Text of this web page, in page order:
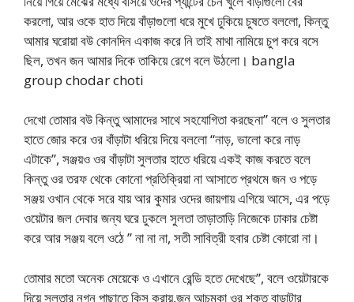
করলো, আর ওকে হাত দিয়ে বাঁড়াগুলো ধরে মুখে ঢুকিয়ে চুষতে বললো, কিন্তু
আমার ঘরোয়া বউ কোনদিন একাজ করে নি তাই মাথা নামিয়ে চুপ করে বসে
ছিল, তখন জন আমার দিকে তাকিয়ে রেগে বলে উঠলো। bangla
group chodar choti
দেখো তোমার বউ কিন্তু আমাদের সাথে সহযোগিতা করছেনা” বলে ও সুলতার
হাতে জোর করে ওর বাঁড়াটা ধরিয়ে দিয়ে বললো “নাড়, ভালো করে নাড়
এটাকে”, সঞ্জয়ও ওর বাঁড়াটা সুলতার হাতে ধরিয়ে একই কাজ করতে বলে
কিন্তু ওর তরফ থেকে কোনো প্রতিক্রিয়া না আসাতে প্রথমে জন ও পড়ে
সঞ্জয় ওখান থেকে সরে যায় আর কুমার ওদের জায়গায় এগিয়ে আসে, এর পড়ে
ওয়েটার জল দেবার জন্য ঘরে ঢুকলে সুলতা তাড়াতাড়ি নিজেকে ঢাকার চেষ্টা
করে আর সঞ্জয় বলে ওঠে ” না না না, সতী সাবিত্রী হবার চেষ্টা কোরো না।
তোমার মতো অনেক মেয়েকে ও এখানে রেন্ডি হতে দেখেছে”, বলে ওয়েটারকে
দিয়ে সুলতার নগ্ন পাছাতে কিস করায়,জন আচমকা ওর শক্ত বাড়াটার